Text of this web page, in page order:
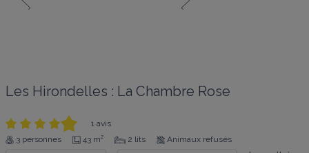
Les Hirondelles : La Chambre Rose
1 avis
3 personnes
43 m² 2 lits Animaux refusés